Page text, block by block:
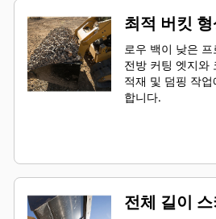
최적 버킷
로우 백이 낮은
전방 커팅 엣지와
적재 및 덤핑 작
합니다.
전체 길이